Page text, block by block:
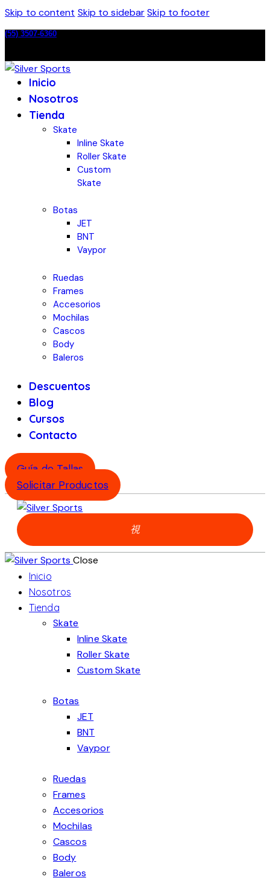
Skip to content Skip to sidebar Skip to footer
(55) 3507-6360
Inicio
Nosotros
Tienda
Skate
Inline Skate
Roller Skate
Custom
Skate
Botas
JET
BNT
Vaypor
Ruedas
Frames
Accesorios
Mochilas
Cascos
Body
Baleros
Descuentos
Blog
Cursos
Contacto
Guía de Tallas
Solicitar Productos
Close
Inicio
Nosotros
Tienda
Skate
Inline Skate
Roller Skate
Custom Skate
Botas
JET
BNT
Vaypor
Ruedas
Frames
Accesorios
Mochilas
Cascos
Body
Baleros